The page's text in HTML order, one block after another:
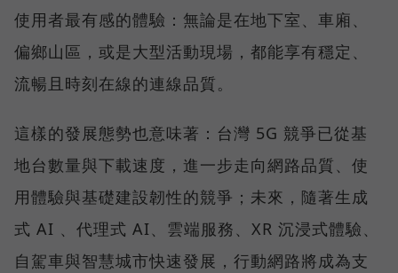
使用者最有感的體驗：無論是在地下室、車廂、
偏鄉山區，或是大型活動現場，都能享有穩定、
流暢且時刻在線的連線品質。
這樣的發展態勢也意味著：台灣 5G 競爭已從基
地台數量與下載速度，進一步走向網路品質、使
用體驗與基礎建設韌性的競爭；未來，隨著生成
式 AI 、代理式 AI、雲端服務、XR 沉浸式體驗、
自駕車與智慧城市快速發展，行動網路將成為支